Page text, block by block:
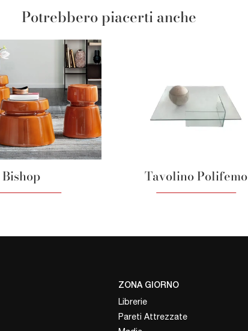
Potrebbero piacerti anche
Bishop Tavolino Polifemo
ZONA GIORNO
Librerie
Pareti Attrezzate